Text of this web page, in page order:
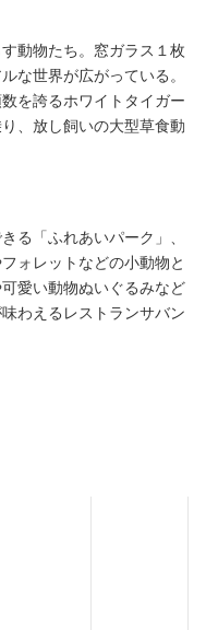
動物たち。窓ガラス１枚
な世界が広がっている。
を誇るホワイトタイガー
、放し飼いの大型草食動
る「ふれあいパーク」、
ォレットなどの小動物と
愛い動物ぬいぐるみなど
わえるレストランサバン